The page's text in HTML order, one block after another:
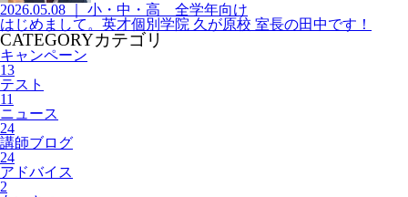
2026.05.08 ｜ 小・中・高 全学年向け
はじめまして。英才個別学院 久が原校 室長の田中です！
CATEGORYカテゴリ
キャンペーン
13
テスト
11
ニュース
24
講師ブログ
24
アドバイス
2